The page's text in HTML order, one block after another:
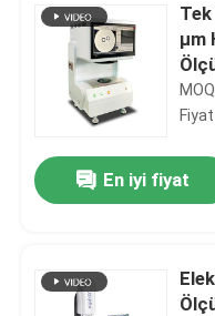
Tek
μm
En iyi fiyat